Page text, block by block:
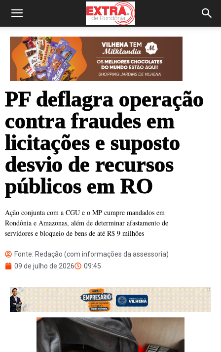
PF deflagra operação
contra fraudes em
licitações e suposto
desvio de recursos
públicos em RO
Ação conjunta com a CGU e o MP cumpre mandados em
Rondônia e Amazonas, além de determinar afastamento de
servidores e bloqueio de bens de até R$ 9 milhões
Fonte: Redação (com informações da assessoria)
09 de julho de 2026
09:45